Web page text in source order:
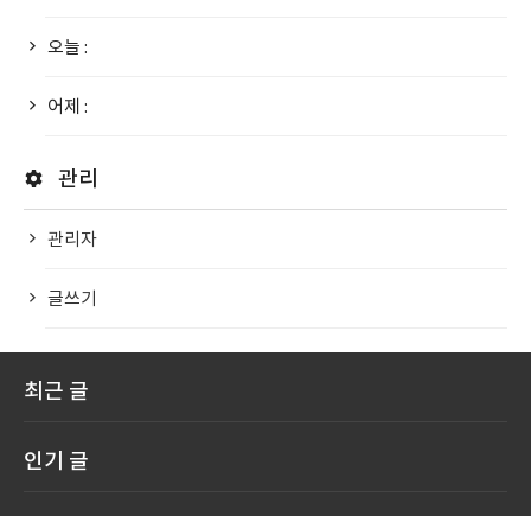
오늘 :
어제 :
관리
관리자
글쓰기
최근 글
인기 글